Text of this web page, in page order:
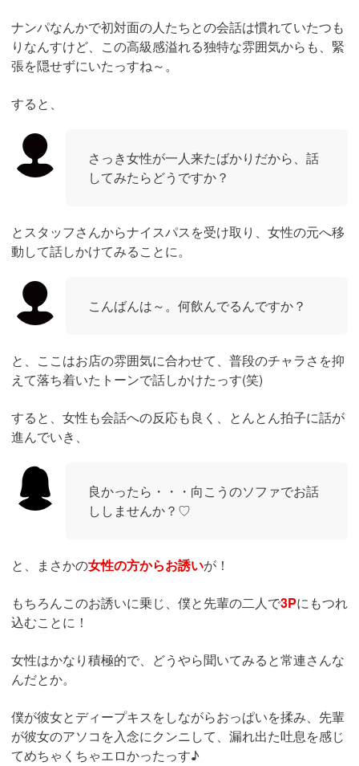
ナンパなんかで初対面の人たちとの会話は慣れていたつも
りなんすけど、この高級感溢れる独特な雰囲気からも、緊
張を隠せずにいたっすね～。
すると、
さっき女性が一人来たばかりだから、話
してみたらどうですか？
とスタッフさんからナイスパスを受け取り、女性の元へ移
動して話しかけてみることに。
こんばんは～。何飲んでるんですか？
と、ここはお店の雰囲気に合わせて、普段のチャラさを抑
えて落ち着いたトーンで話しかけたっす(笑)
すると、女性も会話への反応も良く、とんとん拍子に話が
進んでいき、
良かったら・・・向こうのソファでお話
ししませんか？♡
と、まさかの女性の方からお誘いが！
もちろんこのお誘いに乗じ、僕と先輩の二人で3Pにもつれ
込むことに！
女性はかなり積極的で、どうやら聞いてみると常連さんな
んだとか。
僕が彼女とディープキスをしながらおっぱいを揉み、先輩
が彼女のアソコを入念にクンニして、漏れ出た吐息を感じ
てめちゃくちゃエロかったっす♪